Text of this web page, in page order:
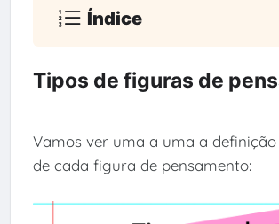
Índice
Tipos de figuras de
Vamos ver uma a uma a definição
de cada figura de pensamento: